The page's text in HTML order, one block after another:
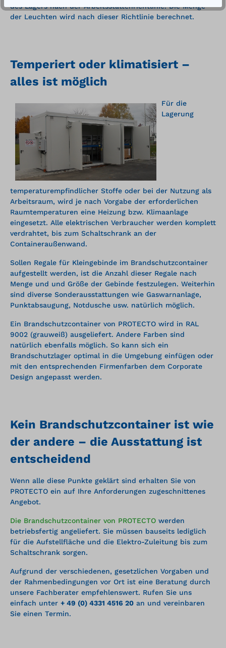
des Lagers nach der Arbeitsstättenrichtlinie. Die Menge
der Leuchten wird nach dieser Richtlinie berechnet.
Temperiert oder klimatisiert –
alles ist möglich
Für die
Lagerung
temperaturempfindlicher Stoffe oder bei der Nutzung als
Arbeitsraum, wird je nach Vorgabe der erforderlichen
Raumtemperaturen eine Heizung bzw. Klimaanlage
eingesetzt. Alle elektrischen Verbraucher werden komplett
verdrahtet, bis zum Schaltschrank an der
Containeraußenwand.
Sollen Regale für Kleingebinde im Brandschutzcontainer
aufgestellt werden, ist die Anzahl dieser Regale nach
Menge und und Größe der Gebinde festzulegen. Weiterhin
sind diverse Sonderausstattungen wie Gaswarnanlage,
Punktabsaugung, Notdusche usw. natürlich möglich.
Ein Brandschutzcontainer von PROTECTO wird in RAL
9002 (grauweiß) ausgeliefert. Andere Farben sind
natürlich ebenfalls möglich. So kann sich ein
Brandschutzlager optimal in die Umgebung einfügen oder
mit den entsprechenden Firmenfarben dem Corporate
Design angepasst werden.
Kein Brandschutzcontainer ist wie
der andere – die Ausstattung ist
entscheidend
Wenn alle diese Punkte geklärt sind erhalten Sie von
PROTECTO ein auf Ihre Anforderungen zugeschnittenes
Angebot.
Die Brandschutzcontainer von PROTECTO werden
betriebsfertig angeliefert. Sie müssen bauseits lediglich
für die Aufstellfläche und die Elektro-Zuleitung bis zum
Schaltschrank sorgen.
Aufgrund der verschiedenen, gesetzlichen Vorgaben und
der Rahmenbedingungen vor Ort ist eine Beratung durch
unsere Fachberater empfehlenswert. Rufen Sie uns
einfach unter + 49 (0) 4331 4516 20 an und vereinbaren
Sie einen Termin.